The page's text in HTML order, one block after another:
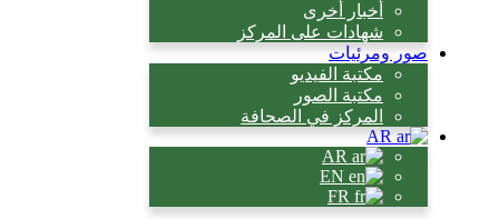
أخبار أخرى
شهادات على المركز
صور ومرئيات
مكتبة الفيديو
مكتبة الصور
المركز في الصحافة
AR
AR
EN
FR